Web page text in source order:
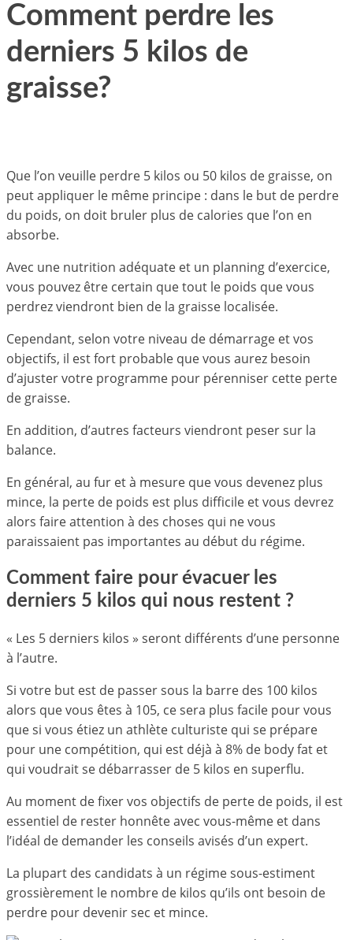
Comment perdre les
derniers 5 kilos de
graisse?
Que l’on veuille perdre 5 kilos ou 50 kilos de graisse, on
peut appliquer le même principe : dans le but de perdre
du poids, on doit bruler plus de calories que l’on en
absorbe.
Avec une nutrition adéquate et un planning d’exercice,
vous pouvez être certain que tout le poids que vous
perdrez viendront bien de la graisse localisée.
Cependant, selon votre niveau de démarrage et vos
objectifs, il est fort probable que vous aurez besoin
d’ajuster votre programme pour pérenniser cette perte
de graisse.
En addition, d’autres facteurs viendront peser sur la
balance.
En général, au fur et à mesure que vous devenez plus
mince, la perte de poids est plus difficile et vous devrez
alors faire attention à des choses qui ne vous
paraissaient pas importantes au début du régime.
Comment faire pour évacuer les
derniers 5 kilos qui nous restent ?
« Les 5 derniers kilos » seront différents d’une personne
à l’autre.
Si votre but est de passer sous la barre des 100 kilos
alors que vous êtes à 105, ce sera plus facile pour vous
que si vous étiez un athlète culturiste qui se prépare
pour une compétition, qui est déjà à 8% de body fat et
qui voudrait se débarrasser de 5 kilos en superflu.
Au moment de fixer vos objectifs de perte de poids, il est
essentiel de rester honnête avec vous-même et dans
l’idéal de demander les conseils avisés d’un expert.
La plupart des candidats à un régime sous-estiment
grossièrement le nombre de kilos qu’ils ont besoin de
perdre pour devenir sec et mince.